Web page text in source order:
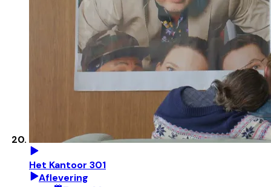
Het Kantoor 301
Aflevering